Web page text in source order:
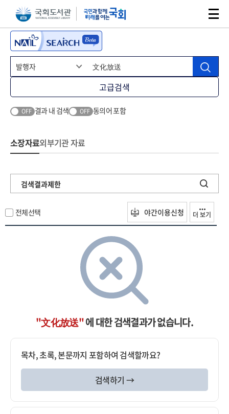
본문 바로가기주메뉴 바로가기
고급검색
OFF 결과 내 검색 OFF 동의어 포함
소장자료외부기관 자료
검색결과제한
전체선택 야간이용신청 더 보기
"文化放送"에 대한 검색결과가 없습니다.
목차, 초록, 본문까지 포함하여 검색할까요?
검색하기 →